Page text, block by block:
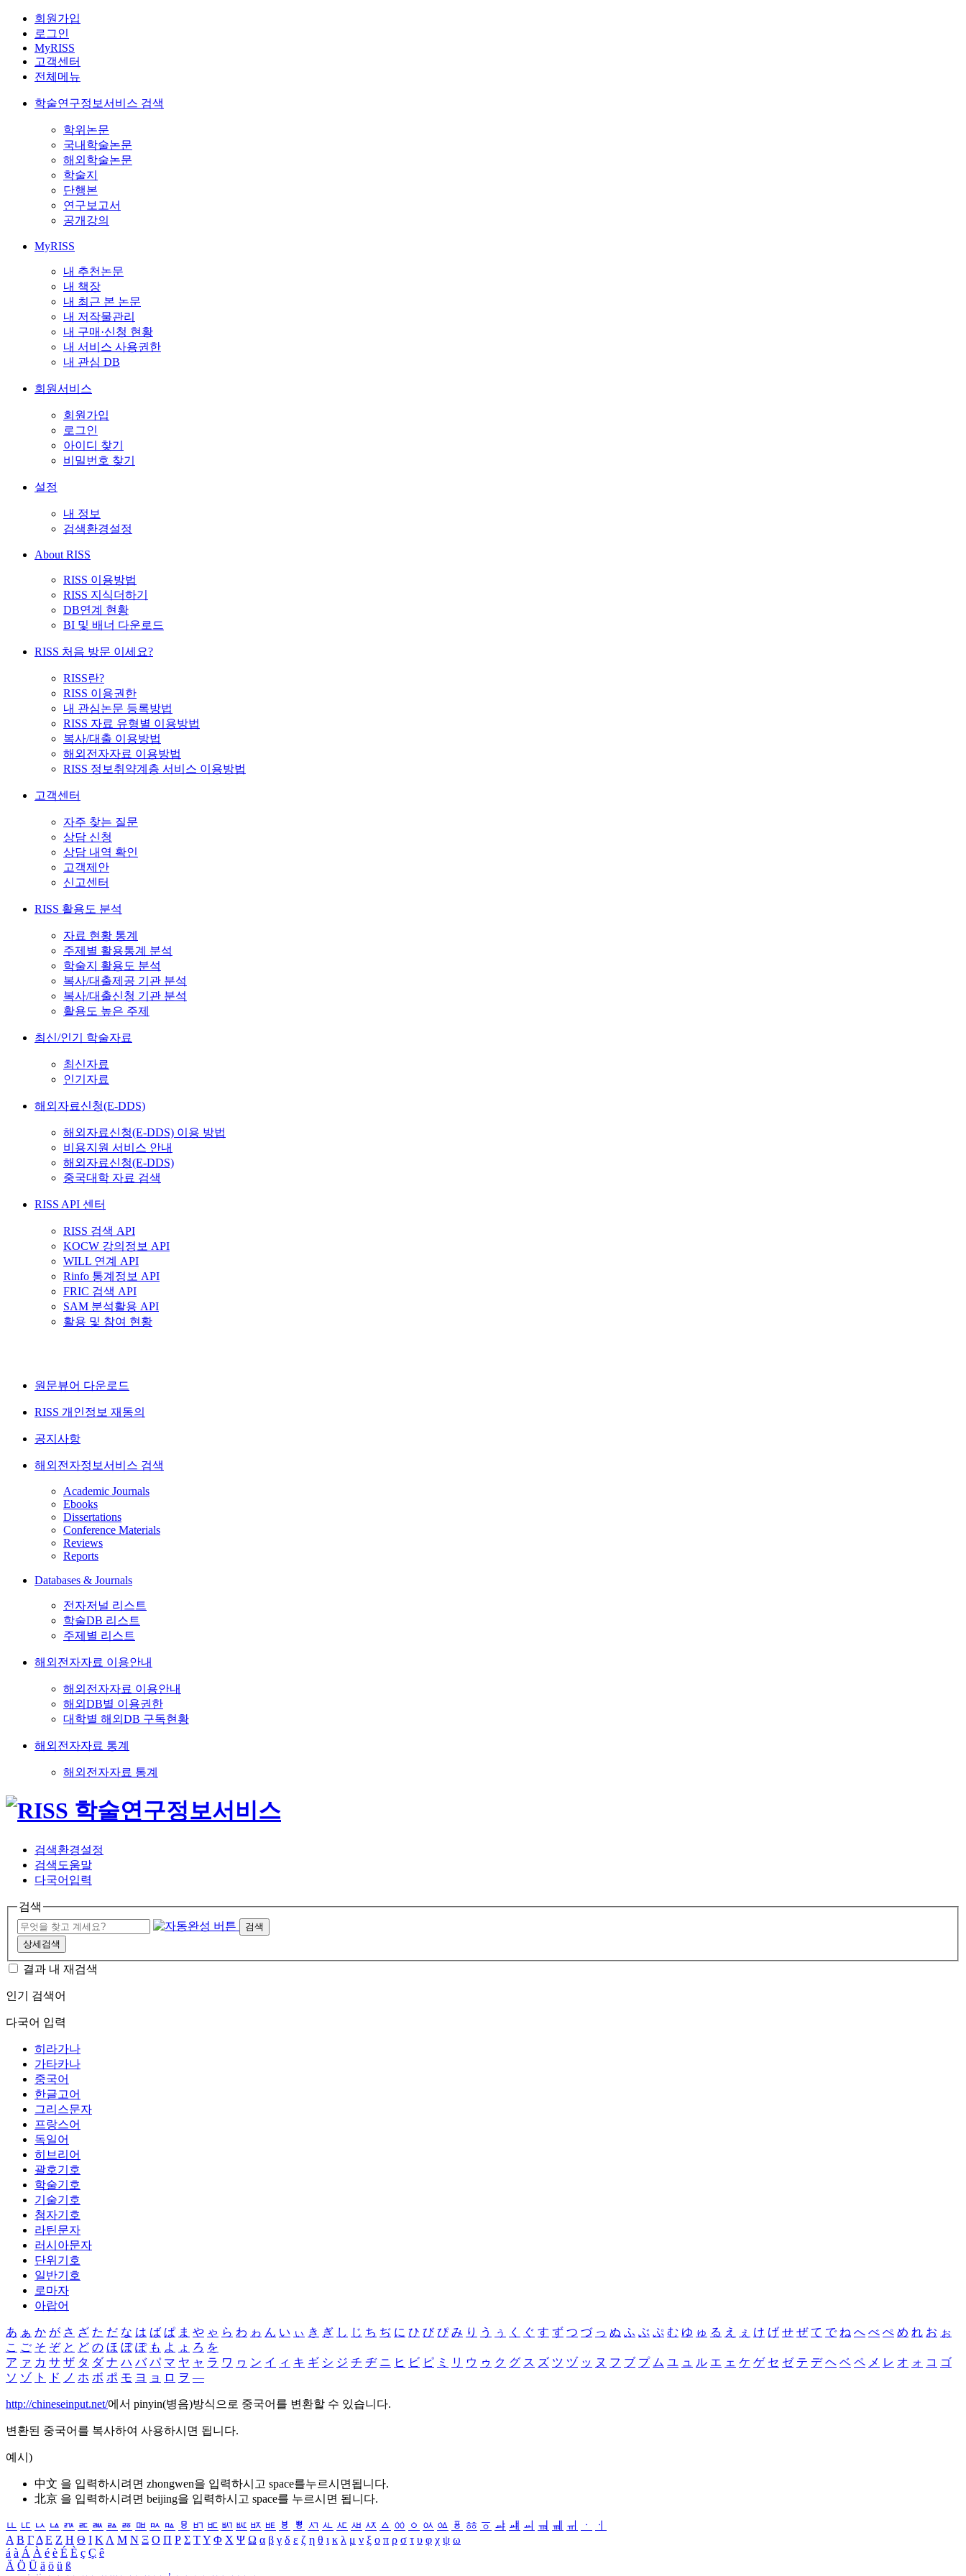
회원가입
로그인
MyRISS
고객센터
전체메뉴
학술연구정보서비스 검색
학위논문
국내학술논문
해외학술논문
학술지
단행본
연구보고서
공개강의
MyRISS
내 추천논문
내 책장
내 최근 본 논문
내 저작물관리
내 구매·신청 현황
내 서비스 사용권한
내 관심 DB
회원서비스
회원가입
로그인
아이디 찾기
비밀번호 찾기
설정
내 정보
검색환경설정
About RISS
RISS 이용방법
RISS 지식더하기
DB연계 현황
BI 및 배너 다운로드
RISS 처음 방문 이세요?
RISS란?
RISS 이용권한
내 관심논문 등록방법
RISS 자료 유형별 이용방법
복사/대출 이용방법
해외전자자료 이용방법
RISS 정보취약계층 서비스 이용방법
고객센터
자주 찾는 질문
상담 신청
상담 내역 확인
고객제안
신고센터
RISS 활용도 분석
자료 현황 통계
주제별 활용통계 분석
학술지 활용도 분석
복사/대출제공 기관 분석
복사/대출신청 기관 분석
활용도 높은 주제
최신/인기 학술자료
최신자료
인기자료
해외자료신청(E-DDS)
해외자료신청(E-DDS) 이용 방법
비용지원 서비스 안내
해외자료신청(E-DDS)
중국대학 자료 검색
RISS API 센터
RISS 검색 API
KOCW 강의정보 API
WILL 연계 API
Rinfo 통계정보 API
FRIC 검색 API
SAM 분석활용 API
활용 및 참여 현황
원문뷰어 다운로드
RISS 개인정보 재동의
공지사항
해외전자정보서비스 검색
Academic Journals
Ebooks
Dissertations
Conference Materials
Reviews
Reports
Databases & Journals
전자저널 리스트
학술DB 리스트
주제별 리스트
해외전자자료 이용안내
해외전자자료 이용안내
해외DB별 이용권한
대학별 해외DB 구독현황
해외전자자료 통계
해외전자자료 통계
검색환경설정
검색도움말
다국어입력
검색
검색
상세검색
결과 내 재검색
인기 검색어
다국어 입력
히라가나
가타카나
중국어
한글고어
그리스문자
프랑스어
독일어
히브리어
괄호기호
학술기호
기술기호
첨자기호
라틴문자
러시아문자
단위기호
일반기호
로마자
아랍어
あ ぁ か が さ ざ た だ な は ば ぱ ま や ゃ ら わ ゎ ん い ぃ き ぎ し じ ち ぢ に ひ び ぴ み り う ぅ く ぐ す ず つ づ っ ぬ ふ ぶ ぷ む ゆ ゅ る え ぇ け げ せ ぜ て で ね へ べ ぺ め れ お ぉ
こ ご そ ぞ と ど の ほ ぼ ぽ も よ ょ ろ を
ア ァ カ サ ザ タ ダ ナ ハ バ パ マ ヤ ャ ラ ワ ヮ ン イ ィ キ ギ シ ジ チ ヂ ニ ヒ ビ ピ ミ リ ウ ゥ ク グ ス ズ ツ ヅ ッ ヌ フ ブ プ ム ユ ュ ル エ ェ ケ ゲ セ ゼ テ デ ヘ ベ ペ メ レ オ ォ コ ゴ
ソ ゾ ト ド ノ ホ ボ ポ モ ヨ ョ ロ ヲ ―
http://chineseinput.net/에서 pinyin(병음)방식으로 중국어를 변환할 수 있습니다.
변환된 중국어를 복사하여 사용하시면 됩니다.
예시)
中文 을 입력하시려면 zhongwen을 입력하시고 space를누르시면됩니다.
北京 을 입력하시려면 beijing을 입력하시고 space를 누르시면 됩니다.
ㅥ ㅦ ㅧ ㅨ ㅩ ㅪ ㅫ ㅬ ㅭ ㅮ ㅯ ㅰ ㅱ ㅲ ㅳ ㅴ ㅵ ㅶ ㅷ ㅸ ㅹ ㅺ ㅻ ㅼ ㅽ ㅾ ㅿ ㆀ ㆁ ㆂ ㆃ ㆄ ㆅ ㆆ ㆇ ㆈ ㆉ ㆊ ㆋ ㆌ ㆍ
ㆎ
Α Β ΓΔ Ε Ζ Η Θ Ι ΚΛ Μ Ν Ξ Ο Π Ρ Σ ΤΥ Φ Χ Ψ Ω α β γ δ ε ζ η θ ι κ λ μ ν ξ ο π ρ σ τ υ φ χ ψ ω
á à Á À é è É È ç Ç ê
Ä Ö Ü ä ö ü ß